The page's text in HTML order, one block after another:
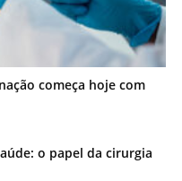
começa hoje com
o papel da cirurgia